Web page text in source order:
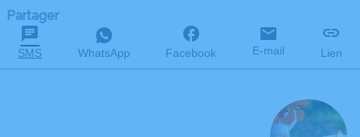
Partager
SMS WhatsApp Facebook E-mail Lien